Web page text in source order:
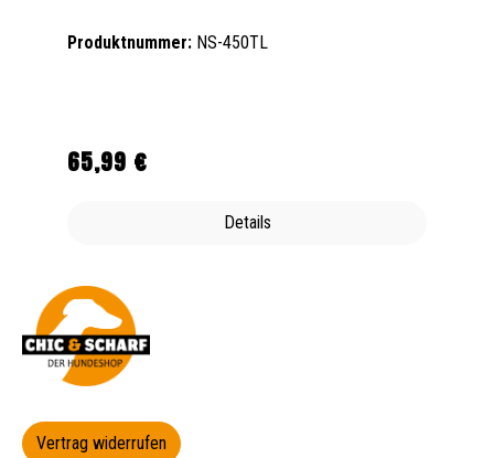
Produktnummer: NS-450TL
Regulärer Preis:
65,99 €
Details
Vertrag widerrufen